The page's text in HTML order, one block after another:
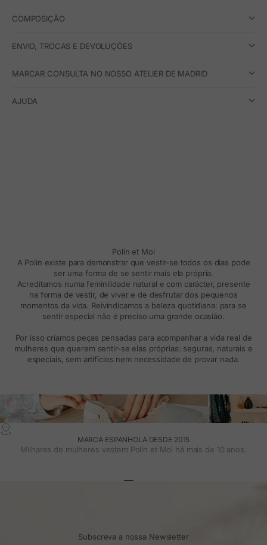
COMPOSIÇÃO
ENVIO, TROCAS E DEVOLUÇÕES
MARCAR CONSULTA NO NOSSO ATELIER DE MADRID
AJUDA
Polín et Moi
A Polin existe para demonstrar que vestir-se todos os dias pode
ser uma forma de se sentir mais ela própria.
Acreditamos numa feminilidade natural e com carácter, presente
na forma de vestir, de viver e de desfrutar dos pequenos
momentos da vida. Reivindicamos a beleza quotidiana: para se
sentir especial não é preciso uma grande ocasião.
Por isso criamos peças pensadas para acompanhar a vida real de
mulheres que querem sentir-se elas próprias: seguras, naturais e
especiais, sem artifícios nem necessidade de provar nada.
MARCA ESPANHOLA DESDE 2015
Milhares de mulheres vestem Polin et Moi há mais de 10 anos.
Subscreva a nossa Newsletter